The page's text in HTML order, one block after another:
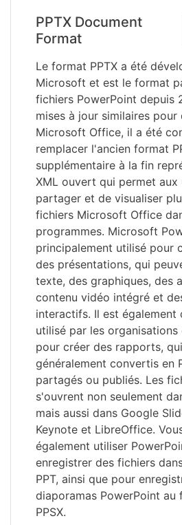
PPTX Document
Format
Le format PPTX a été
Microsoft et est le format
fichiers PowerPoint depuis
mises à jour similaires
Microsoft Office, il a été
remplacer l'ancien format
supplémentaire à la fin
XML ouvert qui permet aux
partager et de visualiser
fichiers Microsoft Office
programmes. Microsoft
principalement utilisé pour
des présentations, qui
texte, des graphiques, des
contenu vidéo intégré et
interactifs. Il est également
utilisé par les
pour créer des rapports,
généralement convertis en
partagés ou publiés. Les
s'ouvrent non seulement
mais aussi dans Google
Keynote et LibreOffice.
également utiliser
enregistrer des fichiers
PPT, ainsi que pour
diaporamas PowerPoint au
PPSX.